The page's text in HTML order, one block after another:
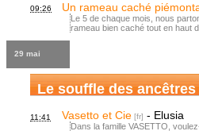
09:26 Un rameau caché
Le 5 de chaque mois, nous
rameau bien caché tout en haut
29 mai
Le souffle des ancêtres
11:41 Vasetto et Cie - Elusia
Dans la famille VASETTO,